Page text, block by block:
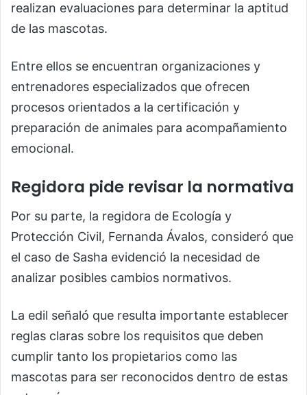
realizan evaluaciones para determinar la aptitud
de las mascotas.
Entre ellos se encuentran organizaciones y
entrenadores especializados que ofrecen
procesos orientados a la certificación y
preparación de animales para acompañamiento
emocional.
Regidora pide revisar la normativa
Por su parte, la regidora de Ecología y
Protección Civil, Fernanda Ávalos, consideró que
el caso de Sasha evidenció la necesidad de
analizar posibles cambios normativos.
La edil señaló que resulta importante establecer
reglas claras sobre los requisitos que deben
cumplir tanto los propietarios como las
mascotas para ser reconocidos dentro de estas